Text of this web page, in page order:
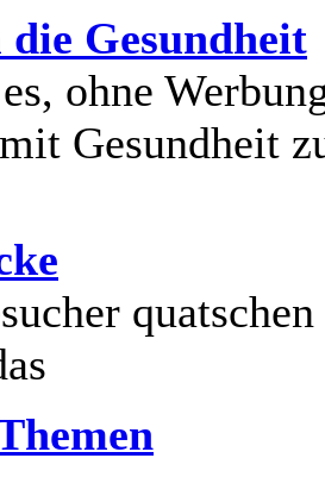
Gesundheit
ohne
Gesundheit